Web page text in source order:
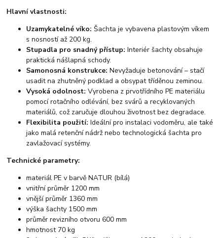
Hlavní vlastnosti:
Uzamykatelné víko: Šachta je vybavena plastovým víkem
s nosností až 200 kg.
Stupadla pro snadný přístup: Interiér šachty obsahuje
praktická nášlapná schody.
Samonosná konstrukce: Nevyžaduje betonování – stačí
usadit na zhutněný podklad a obsypat tříděnou zeminou.
Vysoká odolnost: Vyrobena z prvotřídního PE materiálu
pomocí rotačního odlévání, bez svárů a recyklovaných
materiálů, což zaručuje dlouhou životnost bez degradace.
Flexibilita použití: Ideální pro instalaci vodoměru, ale také
jako malá retenční nádrž nebo technologická šachta pro
zavlažovací systémy.
Technické parametry:
materiál PE v barvě NATUR (bílá)
vnitřní průměr 1200 mm
vnější průměr 1360 mm
výška šachty 1500 mm
průměr revizního otvoru 600 mm
hmotnost 70 kg